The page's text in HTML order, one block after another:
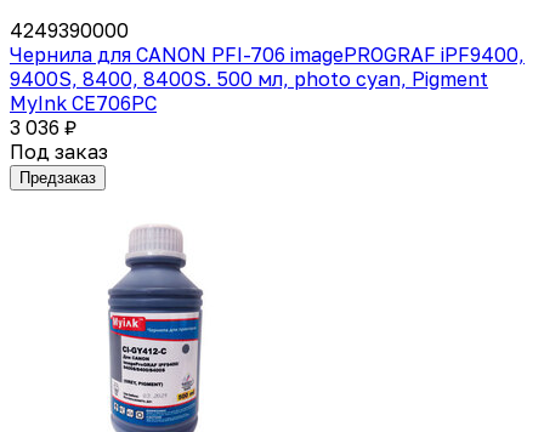
4249390000
Чернила для CANON PFI-706 imagePROGRAF iPF9400,
9400S, 8400, 8400S. 500 мл, photo cyan, Pigment
MyInk CE706PC
3 036 ₽
Под заказ
Предзаказ